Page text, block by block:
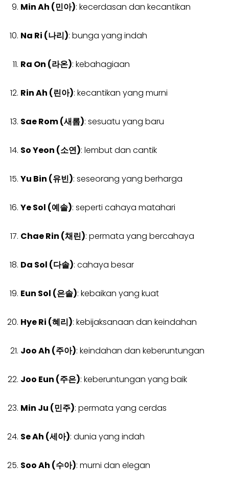
Min Ah (민아): kecerdasan dan kecantikan
Na Ri (나리): bunga yang indah
Ra On (라온): kebahagiaan
Rin Ah (린아): kecantikan yang murni
Sae Rom (새롬): sesuatu yang baru
So Yeon (소연): lembut dan cantik
Yu Bin (유빈): seseorang yang berharga
Ye Sol (예솔): seperti cahaya matahari
Chae Rin (채린): permata yang bercahaya
Da Sol (다솔): cahaya besar
Eun Sol (은솔): kebaikan yang kuat
Hye Ri (혜리): kebijaksanaan dan keindahan
Joo Ah (주아): keindahan dan keberuntungan
Joo Eun (주은): keberuntungan yang baik
Min Ju (민주): permata yang cerdas
Se Ah (세아): dunia yang indah
Soo Ah (수아): murni dan elegan